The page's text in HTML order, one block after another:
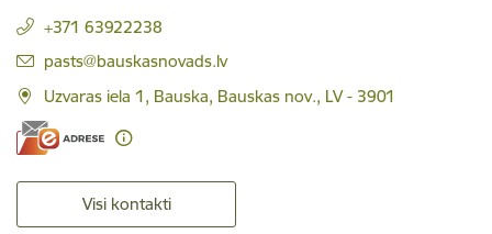
+371 63922238
E-pasts:
pasts@bauskasnovads.lv
Uzvaras iela 1, Bauska, Bauskas nov., LV - 3901
Visi kontakti